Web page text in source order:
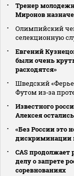
Тренер
Миронов
Олимпийский
селекционную
Евгений
были очень
расходятся»
Шведский
Футом из‑за
Известного
Алексея
«Без России это
дискриминации
CAS продолжает
делу о запрете
соревнованиях